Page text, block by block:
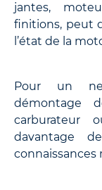
jantes,
finitions, peut
l’état de la
Pour un
démontage
carburateur
davantage
connaissances